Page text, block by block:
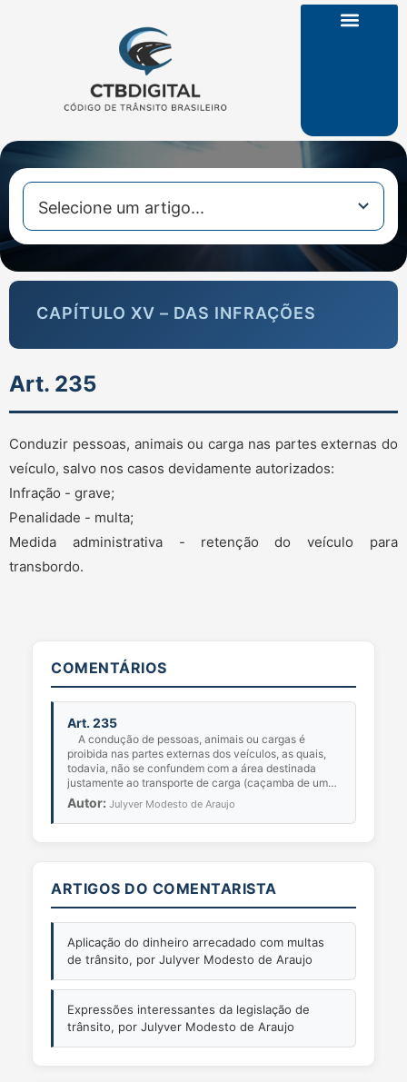
CAPÍTULO XV – DAS INFRAÇÕES
Art. 235
Conduzir pessoas, animais ou carga nas partes externas do
veículo, salvo nos casos devidamente autorizados:
Infração - grave;
Penalidade - multa;
Medida administrativa - retenção do veículo para
transbordo.
COMENTÁRIOS
Art. 235
A condução de pessoas, animais ou cargas é
proibida nas partes externas dos veículos, as quais,
todavia, não se confundem com a área destinada
justamente ao transporte de carga (caçamba de uma
cam...
Autor: Julyver Modesto de Araujo
ARTIGOS DO COMENTARISTA
Aplicação do dinheiro arrecadado com multas
de trânsito, por Julyver Modesto de Araujo
Expressões interessantes da legislação de
trânsito, por Julyver Modesto de Araujo